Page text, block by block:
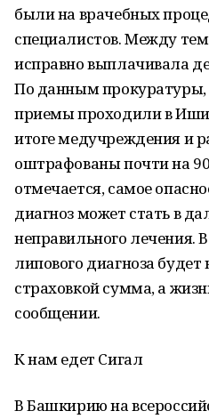
были на врачебных
специалистов. Между
исправно выплачивала
По данным
приемы проходили в
итоге медучреждения и
оштрафованы почти на
отмечается, самое
диагноз может стать в
неправильного лечения.
липового диагноза
страховкой сумма, а
сообщении.
К нам едет Сигал
В Башкирию на